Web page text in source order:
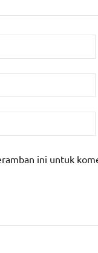
ini untuk